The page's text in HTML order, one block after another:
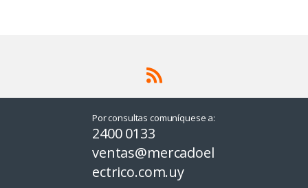
Por consultas comuníquese a:
2400 0133
ventas@mercadoel
ectrico.com.uy